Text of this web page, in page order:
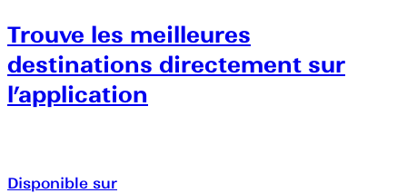
Trouve les meilleures
destinations directement sur
l’application
Disponible sur